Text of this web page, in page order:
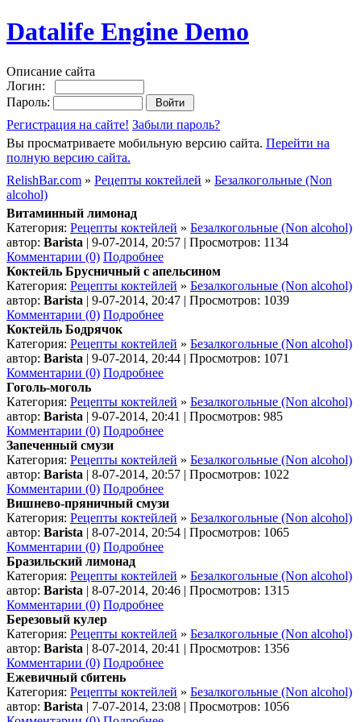
Datalife Engine Demo
Описание сайта
Логин:
Пароль:
Регистрация на сайте! Забыли пароль?
Вы просматриваете мобильную версию сайта. Перейти на
полную версию сайта.
RelishBar.com » Рецепты коктейлей » Безалкогольные (Non
alcohol)
Витаминный лимонад
Категория: Рецепты коктейлей » Безалкогольные (Non alcohol)
автор: Barista | 9-07-2014, 20:57 | Просмотров: 1134
Комментарии (0) Подробнее
Коктейль Брусничный с апельсином
Категория: Рецепты коктейлей » Безалкогольные (Non alcohol)
автор: Barista | 9-07-2014, 20:47 | Просмотров: 1039
Комментарии (0) Подробнее
Коктейль Бодрячок
Категория: Рецепты коктейлей » Безалкогольные (Non alcohol)
автор: Barista | 9-07-2014, 20:44 | Просмотров: 1071
Комментарии (0) Подробнее
Гоголь-моголь
Категория: Рецепты коктейлей » Безалкогольные (Non alcohol)
автор: Barista | 9-07-2014, 20:41 | Просмотров: 985
Комментарии (0) Подробнее
Запеченный смузи
Категория: Рецепты коктейлей » Безалкогольные (Non alcohol)
автор: Barista | 8-07-2014, 20:57 | Просмотров: 1022
Комментарии (0) Подробнее
Вишнево-пряничный смузи
Категория: Рецепты коктейлей » Безалкогольные (Non alcohol)
автор: Barista | 8-07-2014, 20:54 | Просмотров: 1065
Комментарии (0) Подробнее
Бразильский лимонад
Категория: Рецепты коктейлей » Безалкогольные (Non alcohol)
автор: Barista | 8-07-2014, 20:46 | Просмотров: 1315
Комментарии (0) Подробнее
Березовый кулер
Категория: Рецепты коктейлей » Безалкогольные (Non alcohol)
автор: Barista | 8-07-2014, 20:41 | Просмотров: 1356
Комментарии (0) Подробнее
Ежевичный сбитень
Категория: Рецепты коктейлей » Безалкогольные (Non alcohol)
автор: Barista | 7-07-2014, 23:08 | Просмотров: 1056